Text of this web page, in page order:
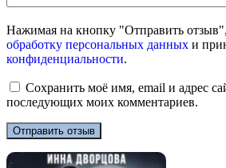
Нажимая на кнопку "Отправить
обработку персональных данных и
конфиденциальности.
Сохранить моё имя, email и адрес
последующих моих комментариев.